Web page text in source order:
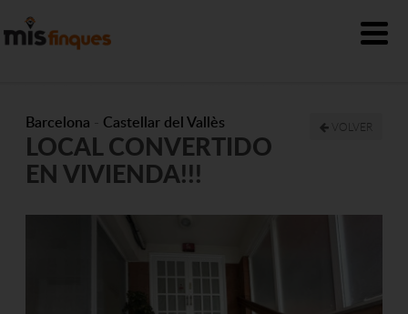
VOLVER
Barcelona Castellar del Vallès
LOCAL CONVERTIDO
EN VIVIENDA!!!